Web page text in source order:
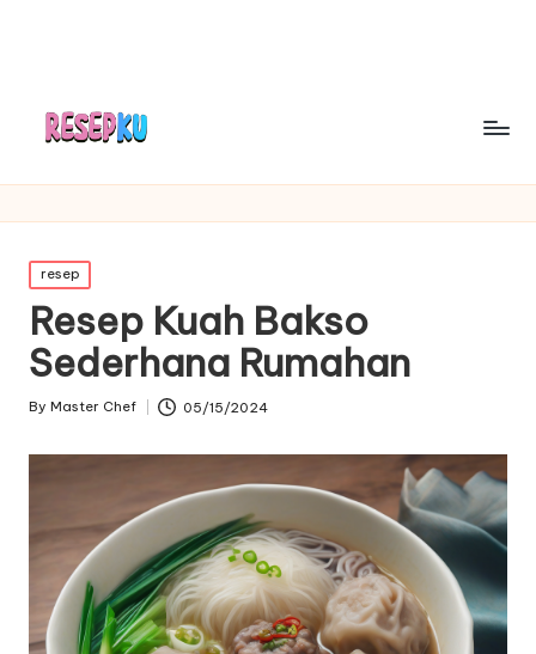
Posted
in
resep
Resep Kuah Bakso
Sederhana Rumahan
Posted
By Master Chef 05/15/2024